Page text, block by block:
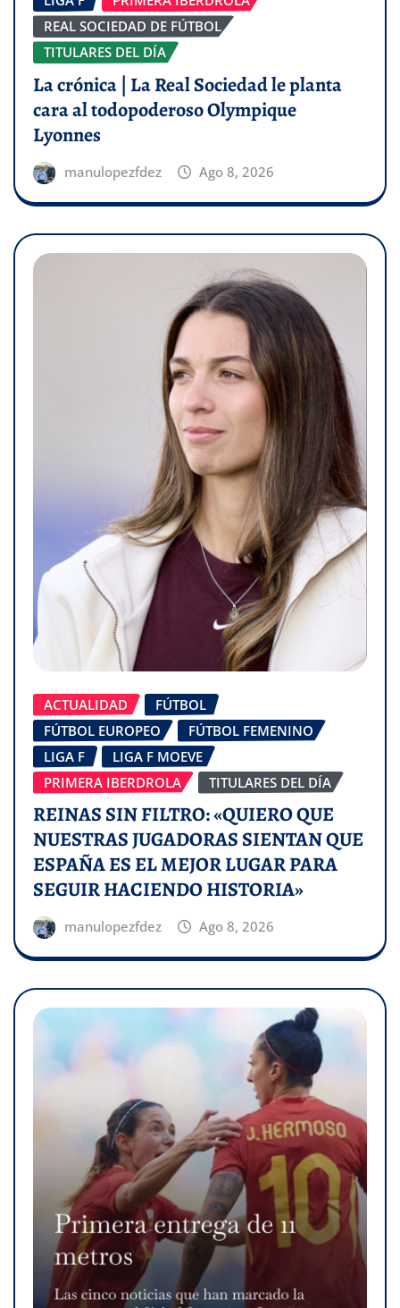
REAL SOCIEDAD DE FÚTBOL
TITULARES DEL DÍA
La crónica | La Real Sociedad le planta
cara al todopoderoso Olympique
Lyonnes
manulopezfdez Ago 8, 2026
ACTUALIDAD
FÚTBOL
FÚTBOL EUROPEO
FÚTBOL FEMENINO
LIGA F
LIGA F MOEVE
PRIMERA IBERDROLA
TITULARES DEL DÍA
REINAS SIN FILTRO: «QUIERO QUE
NUESTRAS JUGADORAS SIENTAN QUE
ESPAÑA ES EL MEJOR LUGAR PARA
SEGUIR HACIENDO HISTORIA»
manulopezfdez Ago 8, 2026